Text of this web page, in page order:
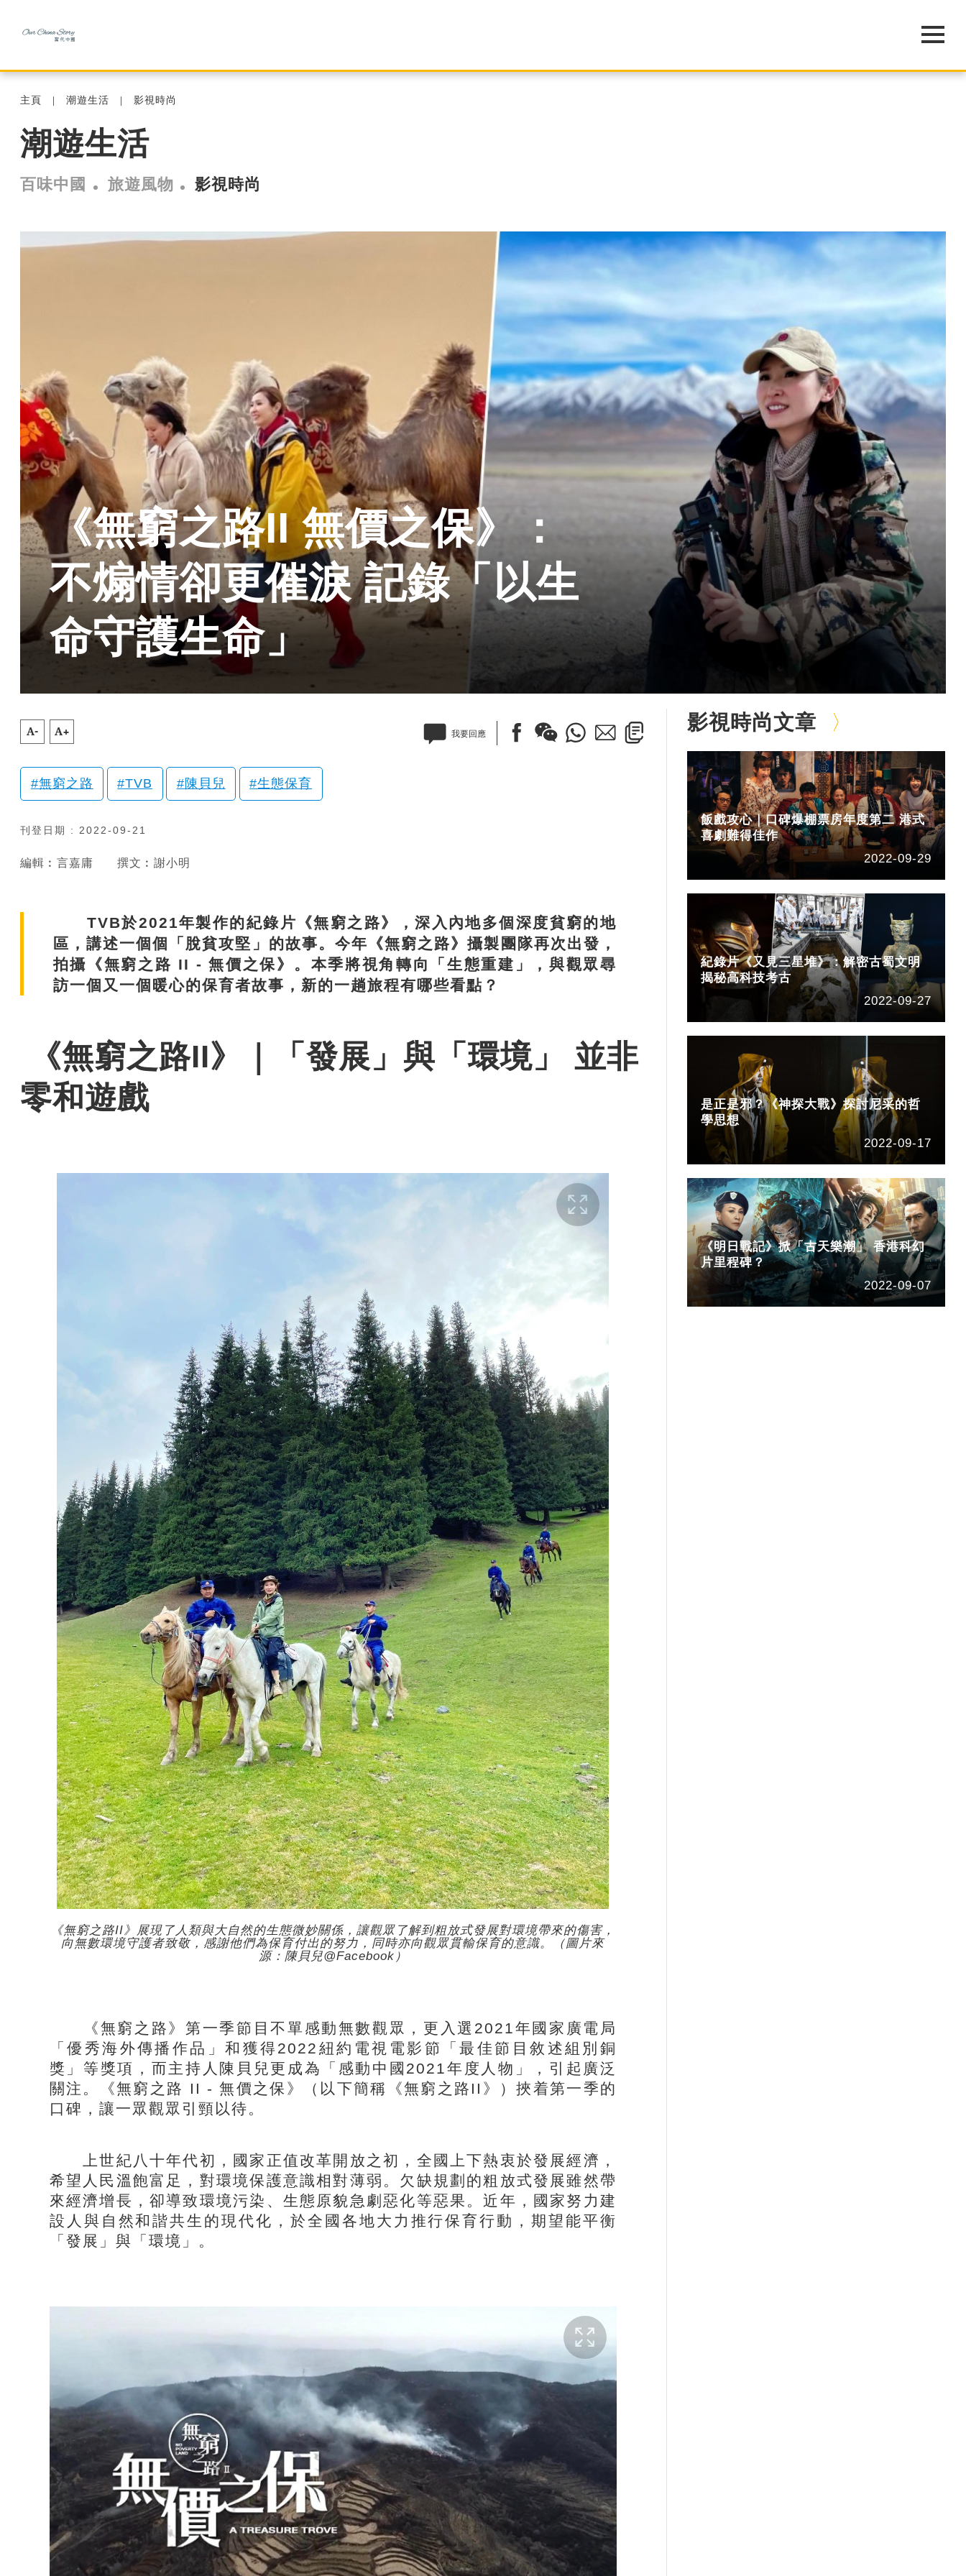
主頁 潮遊生活 影視時尚
潮遊生活
百味中國 旅遊風物 影視時尚
《無窮之路II 無價之保》：
不煽情卻更催淚 記錄「以生
命守護生命」
A- A+ 我要回應
無窮之路 TVB 陳貝兒 生態保育
刊登日期 : 2022-09-21
編輯︰言嘉庸 撰文︰謝小明
TVB於2021年製作的紀錄片《無窮之路》，深入內地多個深度貧窮的地
區，講述一個個「脫貧攻堅」的故事。今年《無窮之路》攝製團隊再次出發，
拍攝《無窮之路 II - 無價之保》。本季將視角轉向「生態重建」，與觀眾尋
訪一個又一個暖心的保育者故事，新的一趟旅程有哪些看點？
《無窮之路II》｜
「發展」與「環境」 並非
零和遊戲
《無窮之路II》展現了人類與大自然的生態微妙關係，讓觀眾了解到粗放式發展對環境帶來的傷害，
向無數環境守護者致敬，感謝他們為保育付出的努力，同時亦向觀眾貫輸保育的意識。（圖片來
源：陳貝兒@Facebook）
《無窮之路》第一季節目不單感動無數觀眾，更入選2021年國家廣電局
「優秀海外傳播作品」和獲得2022紐約電視電影節「最佳節目敘述組別銅
獎」等獎項，而主持人陳貝兒更成為「感動中國2021年度人物」，引起廣泛
關注。《無窮之路 II - 無價之保》（以下簡稱《無窮之路II》）挾着第一季的
口碑，讓一眾觀眾引頸以待。
上世紀八十年代初，國家正值改革開放之初，全國上下熱衷於發展經濟，
希望人民溫飽富足，對環境保護意識相對薄弱。欠缺規劃的粗放式發展雖然帶
來經濟增長，卻導致環境污染、生態原貌急劇惡化等惡果。近年，國家努力建
設人與自然和諧共生的現代化，於全國各地大力推行保育行動，期望能平衡
「發展」與「環境」。
影視時尚文章
飯戲攻心｜口碑爆棚票房年度第二 港式
喜劇難得佳作
2022-09-29
紀錄片《又見三星堆》：解密古蜀文明
揭秘高科技考古
2022-09-27
是正是邪？《神探大戰》探討尼采的哲
學思想
2022-09-17
《明日戰記》掀「古天樂潮」 香港科幻
片里程碑？
2022-09-07